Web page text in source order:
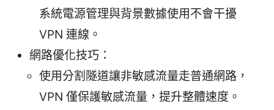
系統電源管理與背景數據使用不會干擾
VPN 連線。
網路優化技巧：
使用分割隧道讓非敏感流量走普通網路，
VPN 僅保護敏感流量，提升整體速度。